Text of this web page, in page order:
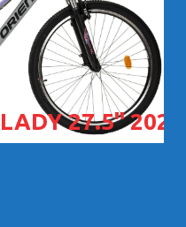
27.5" 2026